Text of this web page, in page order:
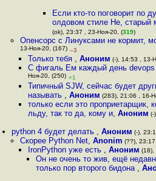
Если кто-то поговорит по
олдовом стиле Не, старый
(ok), 23:37 , 23-Ноя-20, (319)
Опенсорс с Линуксами не кормит,
13-Ноя-20, (167) –3
Только тебя , Аноним (-), 14:53 , 13-
С фигаль Ем каждый день devops
Ноя-20, (250) +1
Типичный SJW, сейчас будет
называть , Аноним (283), 21:06 , 16-
только если это проприетарщик,
льду, так то да, кому и, Аноним (-
python 4 будет делать ,Аноним (-),
Скорее Python Net, Anonim (??),
IronPython уже есть , Аноним (18),
Он не очень то жив, ещё
только пор второго бидона ,